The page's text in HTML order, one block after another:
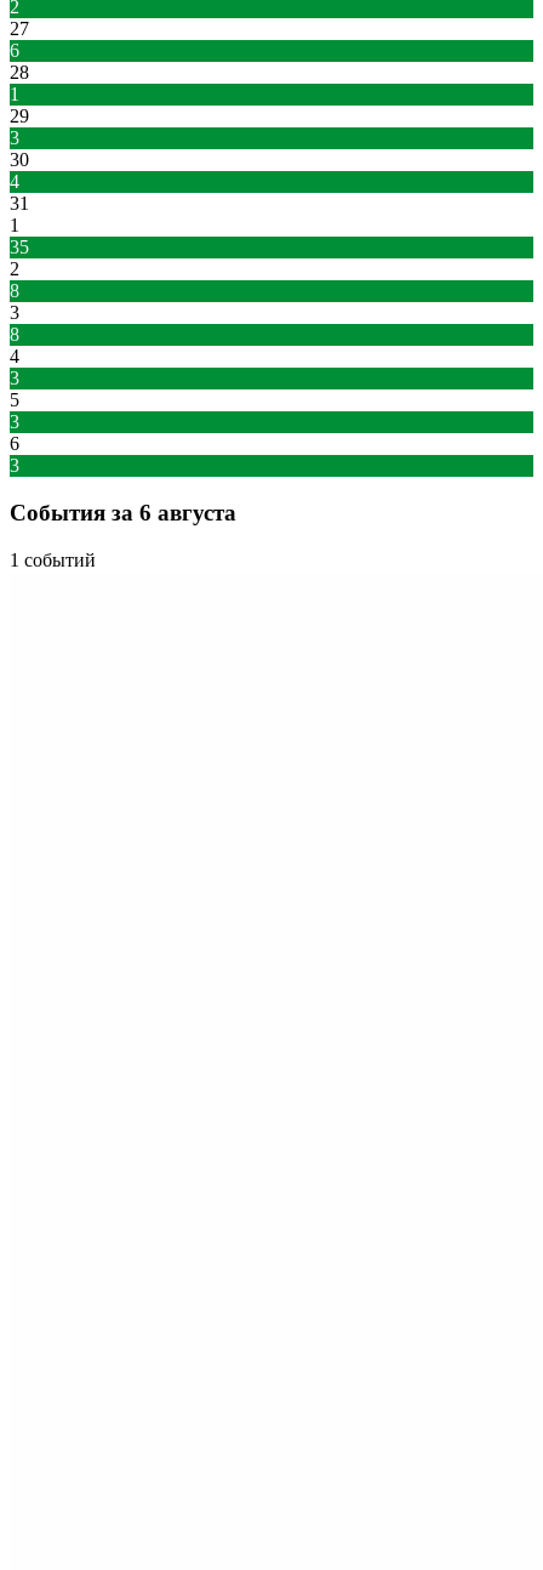
2
27
6
28
1
29
3
30
4
31
1
35
2
8
3
8
4
3
5
3
6
3
События за 6 августа
1 событий